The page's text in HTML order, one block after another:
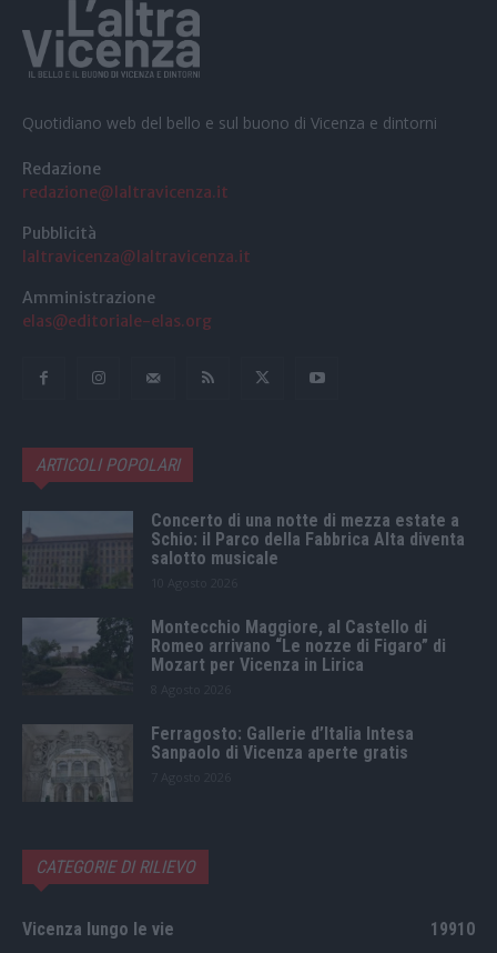
Quotidiano web del bello e sul buono di Vicenza e dintorni
Redazione
redazione@laltravicenza.it
Pubblicità
laltravicenza@laltravicenza.it
Amministrazione
elas@editoriale-elas.org
ARTICOLI POPOLARI
Concerto di una notte di mezza estate a
Schio: il Parco della Fabbrica Alta diventa
salotto musicale
Montecchio Maggiore, al Castello di
Romeo arrivano “Le nozze di Figaro” di
Mozart per Vicenza in Lirica
Ferragosto: Gallerie d’Italia Intesa
Sanpaolo di Vicenza aperte gratis
CATEGORIE DI RILIEVO
Vicenza lungo le vie
19910